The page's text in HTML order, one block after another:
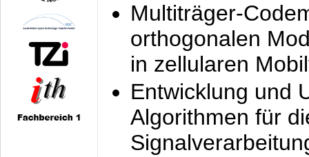
Multiträger-
orthogonalen
in zellularen
Entwicklung und
Algorithmen für